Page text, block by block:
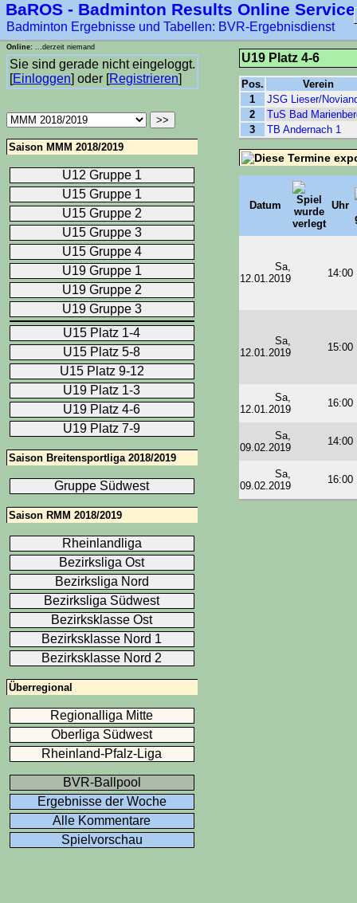
BaROS - Badminton Results Online Service
Badminton Ergebnisse und Tabellen: BVR-Ergebnisdienst
U19 Platz 4-6
Pos.
Verein
1
JSG Lieser/
2
TuS Bad
3
TB Andernach 1
Datum Uhr
Sa,
12.01.2019
14:00
Sa,
12.01.2019
15:00
Sa,
12.01.2019
16:00
Sa,
09.02.2019
14:00
Sa,
09.02.2019
16:00
Saison MMM 2018/2019
U12 Gruppe 1
U15 Gruppe 1
U15 Gruppe 2
U15 Gruppe 3
U15 Gruppe 4
U19 Gruppe 1
U19 Gruppe 2
U19 Gruppe 3
U15 Platz 1-4
U15 Platz 5-8
U15 Platz 9-12
U19 Platz 1-3
U19 Platz 4-6
U19 Platz 7-9
Saison Breitensportliga 2018/2019
Gruppe Südwest
Saison RMM 2018/2019
Rheinlandliga
Bezirksliga Ost
Bezirksliga Nord
Bezirksliga Südwest
Bezirksklasse Ost
Bezirksklasse Nord 1
Bezirksklasse Nord 2
Überregional
Regionalliga Mitte
Oberliga Südwest
Rheinland-Pfalz-Liga
BVR-Ballpool
Ergebnisse der Woche
Alle Kommentare
Spielvorschau
Online: ...derzeit niemand
Sie sind gerade nicht eingeloggt.
[Einloggen] oder [Registrieren]